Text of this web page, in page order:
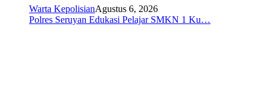
Warta KepolisianAgustus 6, 2026
Polres Seruyan Edukasi Pelajar SMKN 1 Ku…